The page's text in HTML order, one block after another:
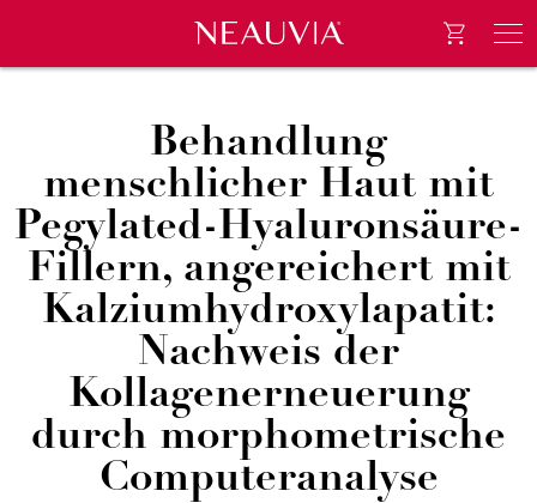
Neauvia Go to e-
Behandlung
menschlicher Haut mit
Pegylated-Hyaluronsäure-
Fillern, angereichert mit
Kalziumhydroxylapatit:
Nachweis der
Kollagenerneuerung
durch morphometrische
Computeranalyse